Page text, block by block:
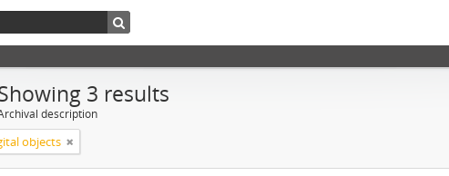
3 results
description
objects